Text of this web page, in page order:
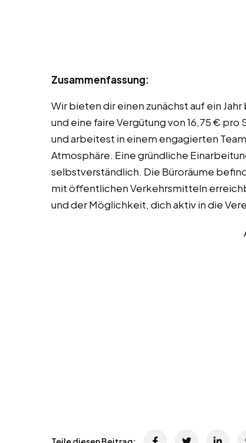
Zusammenfassung:
Wir bieten dir einen zunächst auf ein
und eine faire Vergütung von 16,75 € pro
und arbeitest in einem engagierten
Atmosphäre. Eine gründliche
selbstverständlich. Die Büroräume
mit öffentlichen Verkehrsmitteln
und der Möglichkeit, dich aktiv in die